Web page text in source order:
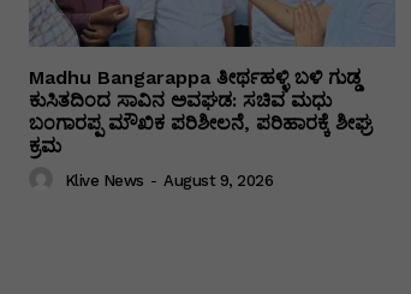
Madhu Bangarappa ತೀರ್ಥಹಳ್ಳಿ ಬಳಿ ಗುಡ್ಡ
ಕುಸಿತದಿಂದ ಸಾವಿನ ಅವಘಡ: ಸಚಿವ ಮಧು
ಬಂಗಾರಪ್ಪ ಮೌಖಿಕ ಪರಿಶೀಲನೆ, ಪರಿಹಾರಕ್ಕೆ ಶೀಘ್ರ
ಕ್ರಮ
Klive News - August 9, 2026